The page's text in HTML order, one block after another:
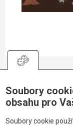
Sledujte nás
Soubory
obsahu pro
Soubory cookie